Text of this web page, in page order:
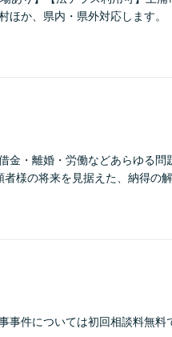
ほか、県内・県外対応します。
金・離婚・労働などあらゆる
様の将来を見据えた、納得の
事件については初回相談料無料